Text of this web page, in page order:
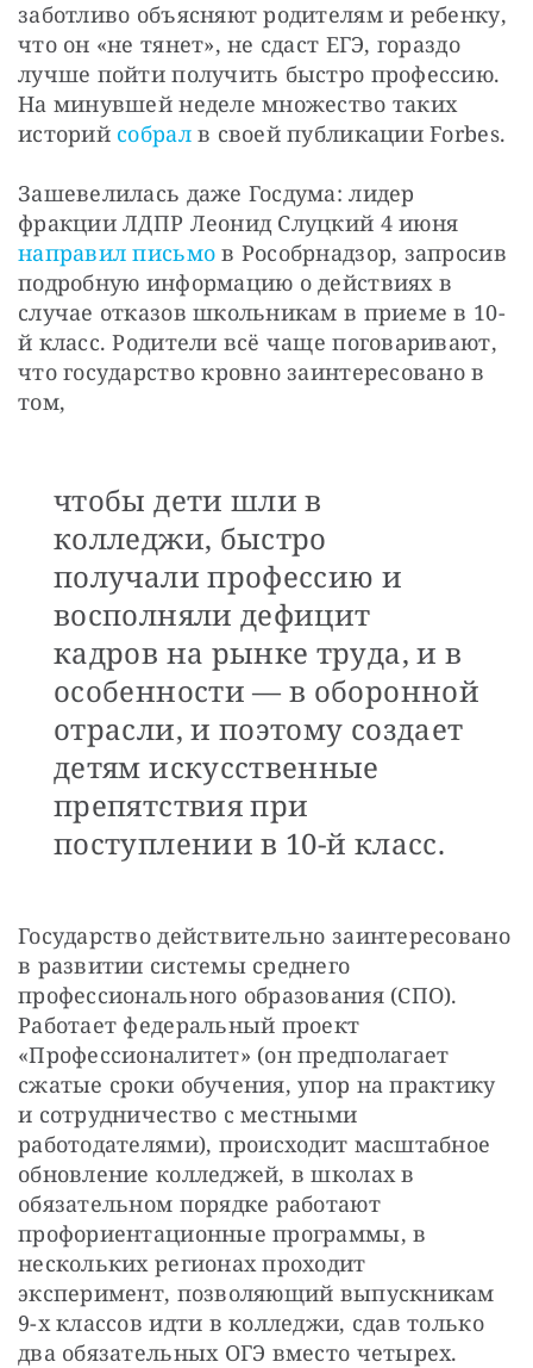
заботливо объясняют родителям и ребенку,
что он «не тянет», не сдаст ЕГЭ, гораздо
лучше пойти получить быстро профессию.
На минувшей неделе множество таких
историй собрал в своей публикации Forbes.
Зашевелилась даже Госдума: лидер
направил письмо в Рособрнадзор, запросив
подробную информацию о действиях в
случае отказов школьникам в приеме в 10-
й класс. Родители всё чаще поговаривают,
что государство кровно заинтересовано в
том,
чтобы дети шли в
колледжи, быстро
получали профессию и
восполняли дефицит
кадров на рынке труда, и в
особенности — в оборонной
отрасли, и поэтому создает
детям искусственные
препятствия при
поступлении в 10-й класс.
Государство действительно заинтересовано
в развитии системы среднего
профессионального образования (СПО).
Работает федеральный проект
«Профессионалитет» (он предполагает
сжатые сроки обучения, упор на практику
и сотрудничество с местными
работодателями), происходит масштабное
обновление колледжей, в школах в
обязательном порядке работают
профориентационные программы, в
нескольких регионах проходит
эксперимент, позволяющий выпускникам
9-х классов идти в колледжи, сдав только
два обязательных ОГЭ вместо четырех.